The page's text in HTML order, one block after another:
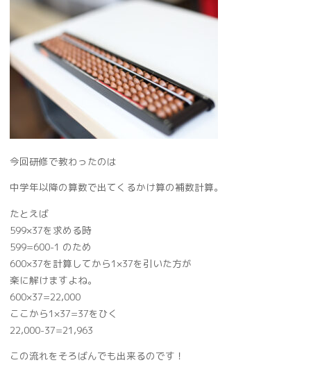
今回研修で教わったのは
中学年以降の算数で出てくるかけ算の補数計算。
たとえば
599×37を求める時
599=600-1 のため
600×37を計算してから1×37を引いた方が
楽に解けますよね。
600×37=22,000
ここから1×37=37をひく
22,000-37=21,963
この流れをそろばんでも出来るのです！